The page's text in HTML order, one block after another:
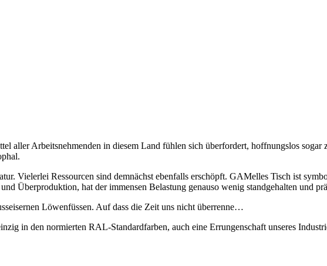
aller Arbeitsnehmenden in diesem Land fühlen sich überfordert, hoffnungslos
Vielerlei Ressourcen sind demnächst ebenfalls erschöpft. GAMelles Tisch ist
Überproduktion, hat der immensen Belastung genauso wenig standgehalten und
Löwenfüssen. Auf dass die Zeit uns nicht überrenne…
in den normierten RAL-Standardfarben, auch eine Errungenschaft unseres